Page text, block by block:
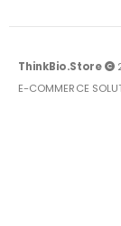
ThinkBio.Store
E-COMMERCE